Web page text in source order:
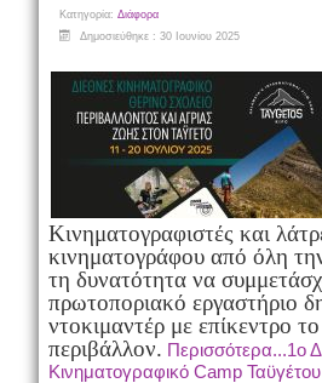
Κατηγορία: Διάφορα
Δημοσιεύθηκε : 30 Ιουνίου 2025
Κινηματογραφιστές και
κινηματογράφου από όλη
τη δυνατότητα να
πρωτοποριακό εργαστήριο
ντοκιμαντέρ με επίκεντρο
περιβάλλον. Περισσότερα...1ο
Κινηματογραφικό Camp Ταϋγέτου